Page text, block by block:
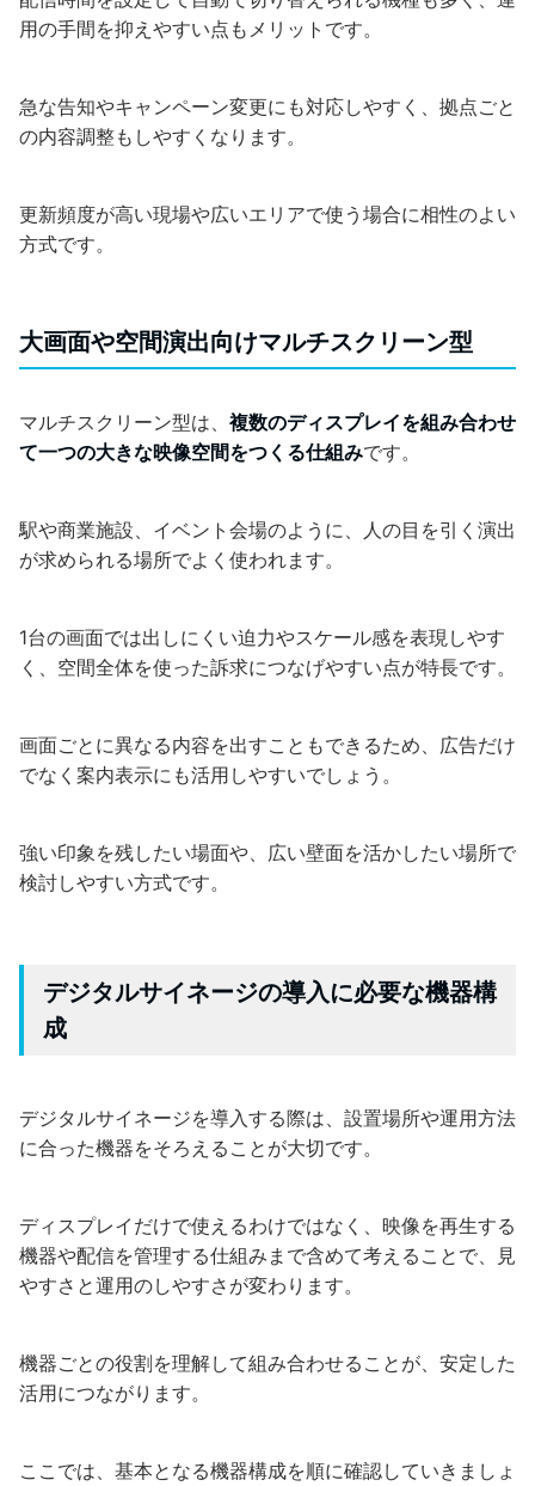
用の手間を抑えやすい点もメリットです。
急な告知やキャンペーン変更にも対応しやすく、拠点ごと
の内容調整もしやすくなります。
更新頻度が高い現場や広いエリアで使う場合に相性のよい
方式です。
大画面や空間演出向けマルチスクリーン型
マルチスクリーン型は、 複数のディスプレイを組み合わせ
て一つの大きな映像空間をつくる仕組みです。
駅や商業施設、イベント会場のように、人の目を引く演出
が求められる場所でよく使われます。
1台の画面では出しにくい迫力やスケール感を表現しやす
く、空間全体を使った訴求につなげやすい点が特長です。
画面ごとに異なる内容を出すこともできるため、広告だけ
でなく案内表示にも活用しやすいでしょう。
強い印象を残したい場面や、広い壁面を活かしたい場所で
検討しやすい方式です。
デジタルサイネージの導入に必要な機器構
成
デジタルサイネージを導入する際は、設置場所や運用方法
に合った機器をそろえることが大切です。
ディスプレイだけで使えるわけではなく、映像を再生する
機器や配信を管理する仕組みまで含めて考えることで、見
やすさと運用のしやすさが変わります。
機器ごとの役割を理解して組み合わせることが、安定した
活用につながります。
ここでは、基本となる機器構成を順に確認していきましょ